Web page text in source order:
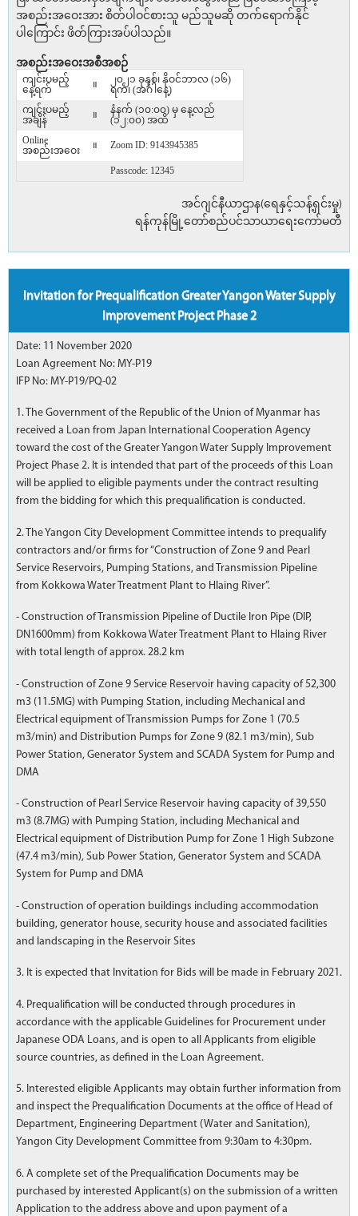
အစည်းအဝေးအား စိတ်ပါဝင်စားသူ မည်သူမဆို တက်ရောက်နိုင်
ပါ‌ကြောင်း ဖိတ်ကြားအပ်ပါသည်။
အစည်းအဝေးအစီအစဉ်
ကျင်းပမည့်
နေ့ရက်
။
၂၀၂၁ ခုနှစ်၊ နိုဝင်ဘာလ (၁၆)
ရက်၊ (အင်္ဂါနေ့)
ကျင်းပမည့်
အချိန်
။
နံနက် (၁၀:၀၀) မှ နေ့လည်
(၁၂:၀၀) အထိ
Online
အစည်းအဝေး
။ Zoom ID: 9143945385
Passcode: 12345
အင်ဂျင်နီယာဌာန(ရေနှင့်သန့်ရှင်းမှု)
ရန်ကုန်မြို့တော်စည်ပင်သာယာရေးကော်မတီ
Invitation for Prequalification Greater Yangon Water Supply
Improvement Project Phase 2
Date: 11 November 2020
Loan Agreement No: MY-P19
IFP No: MY-P19/PQ-02
1. The Government of the Republic of the Union of Myanmar has
received a Loan from Japan International Cooperation Agency
toward the cost of the Greater Yangon Water Supply Improvement
Project Phase 2. It is intended that part of the proceeds of this Loan
will be applied to eligible payments under the contract resulting
from the bidding for which this prequalification is conducted.
2. The Yangon City Development Committee intends to prequalify
contractors and/or firms for “Construction of Zone 9 and Pearl
Service Reservoirs, Pumping Stations, and Transmission Pipeline
from Kokkowa Water Treatment Plant to Hlaing River”.
- Construction of Transmission Pipeline of Ductile Iron Pipe (DIP,
DN1600mm) from Kokkowa Water Treatment Plant to Hlaing River
with total length of approx. 28.2 km
- Construction of Zone 9 Service Reservoir having capacity of 52,300
m3 (11.5MG) with Pumping Station, including Mechanical and
Electrical equipment of Transmission Pumps for Zone 1 (70.5
m3/min) and Distribution Pumps for Zone 9 (82.1 m3/min), Sub
Power Station, Generator System and SCADA System for Pump and
DMA
- Construction of Pearl Service Reservoir having capacity of 39,550
m3 (8.7MG) with Pumping Station, including Mechanical and
Electrical equipment of Distribution Pump for Zone 1 High Subzone
(47.4 m3/min), Sub Power Station, Generator System and SCADA
System for Pump and DMA
- Construction of operation buildings including accommodation
building, generator house, security house and associated facilities
and landscaping in the Reservoir Sites
3. It is expected that Invitation for Bids will be made in February 2021.
4. Prequalification will be conducted through procedures in
accordance with the applicable Guidelines for Procurement under
Japanese ODA Loans, and is open to all Applicants from eligible
source countries, as defined in the Loan Agreement.
5. Interested eligible Applicants may obtain further information from
and inspect the Prequalification Documents at the office of Head of
Department, Engineering Department (Water and Sanitation),
Yangon City Development Committee from 9:30am to 4:30pm.
6. A complete set of the Prequalification Documents may be
purchased by interested Applicant(s) on the submission of a written
Application to the address above and upon payment of a